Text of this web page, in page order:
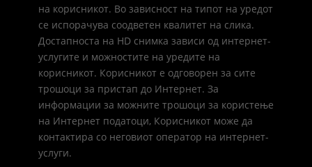
на корисникот. Во зависност на типот на уредот
се испорачува соодветен квалитет на слика.
Достапноста на HD снимка зависи од интернет-
услугите и можностите на уредите на
корисникот. Корисникот е одговорен за сите
трошоци за пристап до Интернет. За
информации за можните трошоци за користење
на Интернет податоци, Корисникот може да
контактира со неговиот оператор на интернет-
услуги.